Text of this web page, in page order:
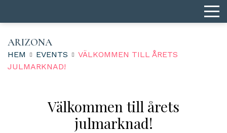
ARIZONA
HEM EVENTS
VÄLKOMMEN TILL ÅRETS
JULMARKNAD!
Välkommen till årets
julmarknad!